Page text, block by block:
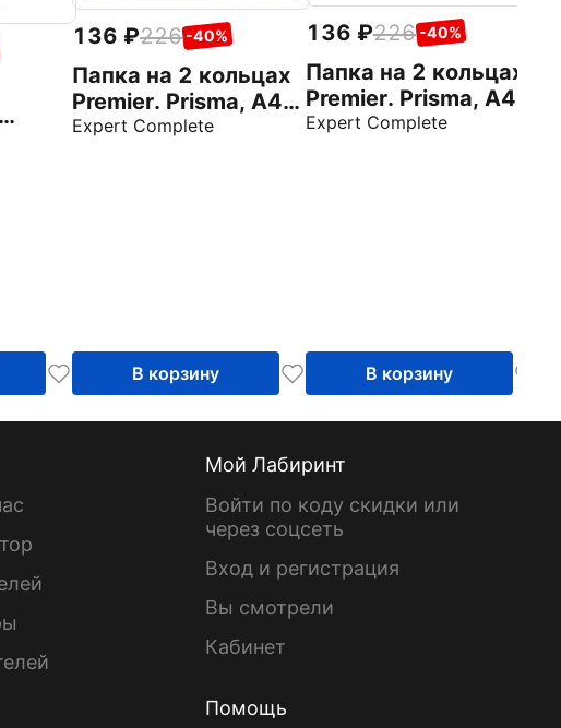
136 226 -40%
Папка на 2 кольцах
Premier. Prisma, A4,
серая
Expert Complete
В корзину
136 226 -40%
Папка на 2 кольцах
Premier. Prisma, A4,
рубиновая
Expert Complete
В корзину
Мой Лабиринт
Войти по коду скидки или
через соцсеть
Вход и регистрация
Вы смотрели
Кабинет
Помощь